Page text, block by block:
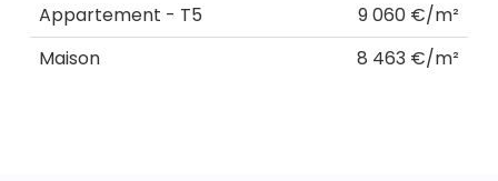
Appartement - T5
9 060 €/m²
Maison
8 463 €/m²